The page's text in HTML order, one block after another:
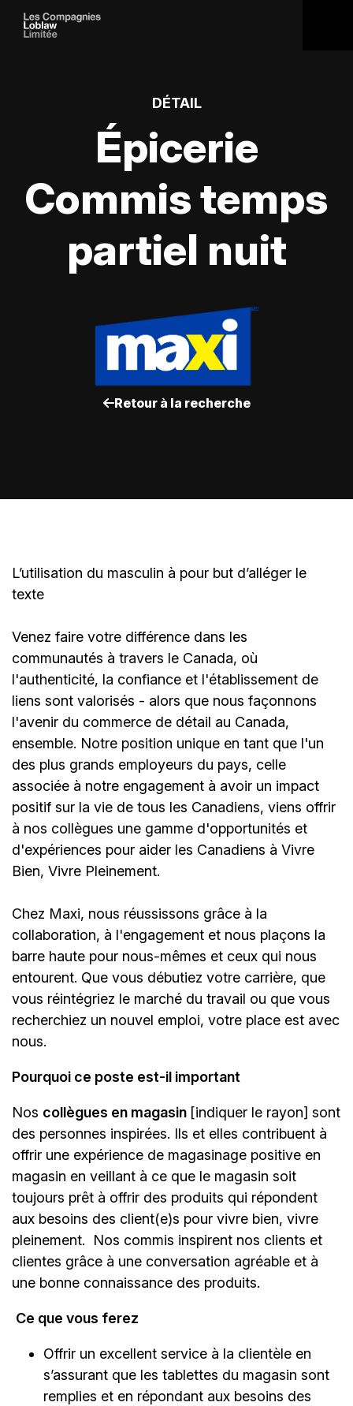
DÉTAIL
Épicerie
Commis temps
partiel nuit
Retour à la recherche
L’utilisation du masculin à pour but d’alléger le
texte
Venez faire votre différence dans les
communautés à travers le Canada, où
l'authenticité, la confiance et l'établissement de
liens sont valorisés - alors que nous façonnons
l'avenir du commerce de détail au Canada,
ensemble. Notre position unique en tant que l'un
des plus grands employeurs du pays, celle
associée à notre engagement à avoir un impact
positif sur la vie de tous les Canadiens, viens offrir
à nos collègues une gamme d'opportunités et
d'expériences pour aider les Canadiens à Vivre
Bien, Vivre Pleinement.
Chez Maxi, nous réussissons grâce à la
collaboration, à l'engagement et nous plaçons la
barre haute pour nous-mêmes et ceux qui nous
entourent. Que vous débutiez votre carrière, que
vous réintégriez le marché du travail ou que vous
recherchiez un nouvel emploi, votre place est avec
nous.
Pourquoi ce poste est-il important
Nos collègues en magasin [indiquer le rayon] sont
des personnes inspirées. Ils et elles contribuent à
offrir une expérience de magasinage positive en
magasin en veillant à ce que le magasin soit
toujours prêt à offrir des produits qui répondent
aux besoins des client(e)s pour vivre bien, vivre
pleinement. Nos commis inspirent nos clients et
clientes grâce à une conversation agréable et à
une bonne connaissance des produits.
Ce que vous ferez
Offrir un excellent service à la clientèle en
s’assurant que les tablettes du magasin sont
remplies et en répondant aux besoins des